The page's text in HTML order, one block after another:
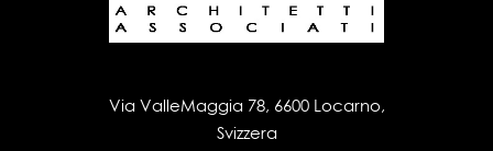
Via ValleMaggia 78, 6600 Locarno,
Svizzera